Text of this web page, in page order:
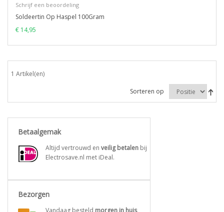
Schrijf een beoordeling
Soldeertin Op Haspel 100Gram
€ 14,95
1 Artikel(en)
Sorteren op
Betaalgemak
Altijd vertrouwd en veilig betalen bij
Electrosave.nl met iDeal.
Bezorgen
Vandaag besteld morgen in huis